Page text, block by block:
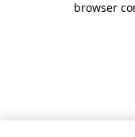
browser